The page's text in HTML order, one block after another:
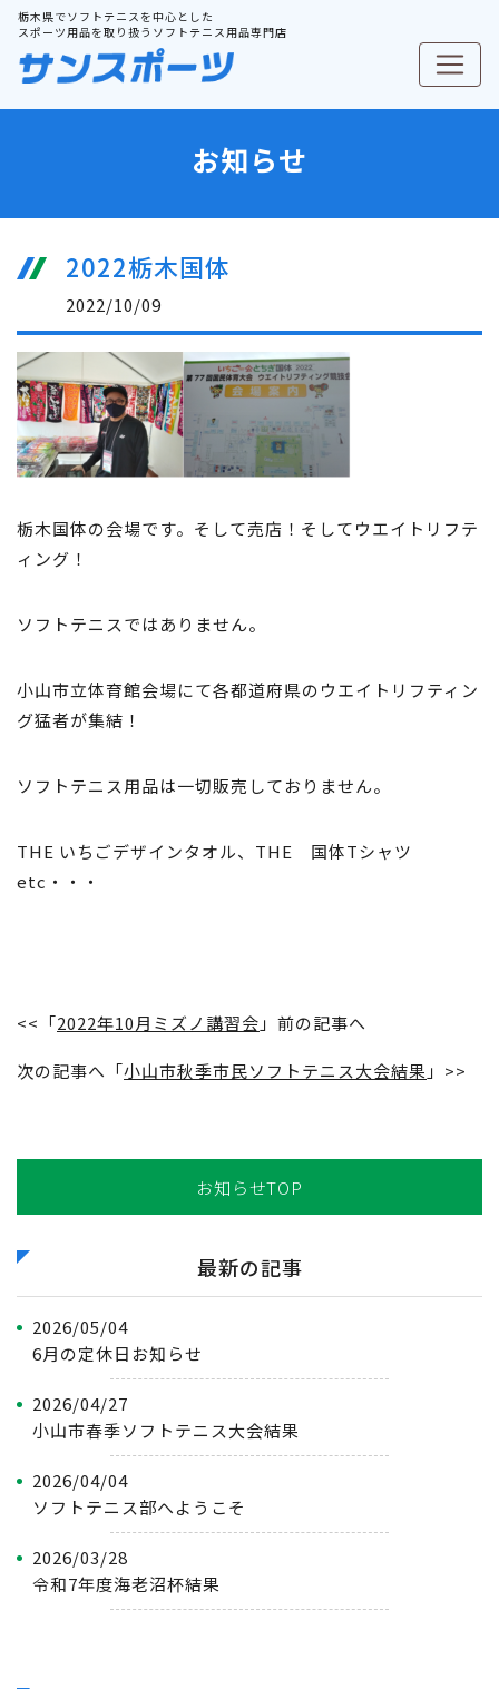
栃木県でソフトテニスを中心とした
スポーツ用品を取り扱うソフトテニス用品専門店
お知らせ
2022栃木国体
2022/10/09
栃木国体の会場です。そして売店！そしてウエイトリフテ
ィング！
ソフトテニスではありません。
小山市立体育館会場にて各都道府県のウエイトリフティン
グ猛者が集結！
ソフトテニス用品は一切販売しておりません。
THE いちごデザインタオル、THE 国体Tシャツ
etc・・・
<<「2022年10月ミズノ講習会 」前の記事へ
次の記事へ「小山市秋季市民ソフトテニス大会結果 」>>
お知らせTOP
最新の記事
2026/05/04
6月の定休日お知らせ
2026/04/27
小山市春季ソフトテニス大会結果
2026/04/04
ソフトテニス部へようこそ
2026/03/28
令和7年度海老沼杯結果